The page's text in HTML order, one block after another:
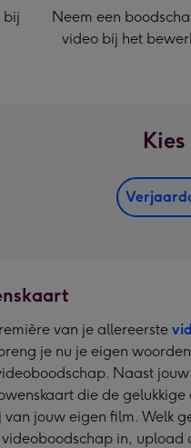
bij
Neem een
video bij het
van je allereerste
je nu je eigen
Naast
die de
jouw eigen film. Welk
in, upload